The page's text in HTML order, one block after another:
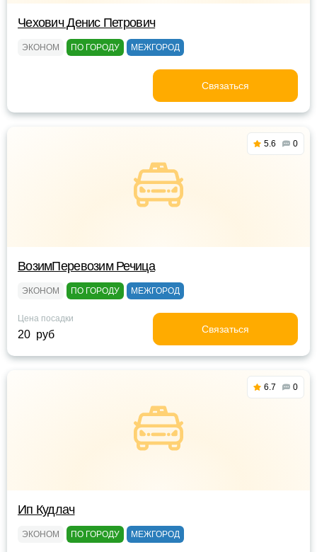
Чехович Денис Петрович
ЭКОНОМ ПО ГОРОДУ МЕЖГОРОД
Связаться
5.6 0
ВозимПеревозим Речица
ЭКОНОМ ПО ГОРОДУ МЕЖГОРОД
Цена посадки
20 руб Связаться
6.7 0
Ип Кудлач
ЭКОНОМ ПО ГОРОДУ МЕЖГОРОД